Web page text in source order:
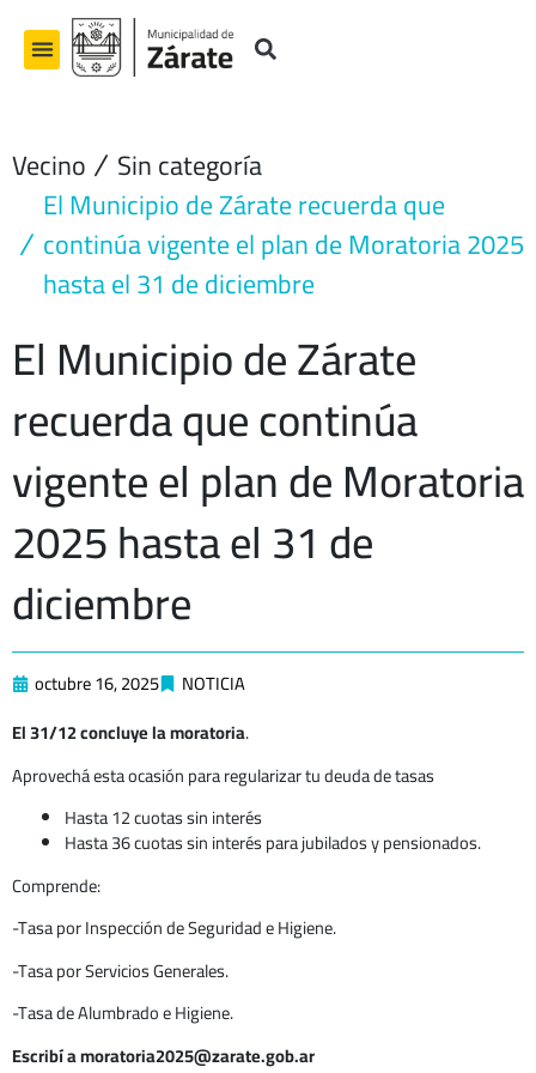
contenido
Vecino Sin categoría
El Municipio de Zárate recuerda que
continúa vigente el plan de Moratoria 2025
hasta el 31 de diciembre
El Municipio de Zárate
recuerda que continúa
vigente el plan de Moratoria
2025 hasta el 31 de
diciembre
octubre 16, 2025
NOTICIA
El 31/12 concluye la moratoria.
Aprovechá esta ocasión para regularizar tu deuda de tasas
Hasta 12 cuotas sin interés
Hasta 36 cuotas sin interés para jubilados y pensionados.
Comprende:
-Tasa por Inspección de Seguridad e Higiene.
-Tasa por Servicios Generales.
-Tasa de Alumbrado e Higiene.
Escribí a moratoria2025@zarate.gob.ar